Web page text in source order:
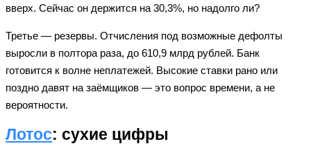
вверх. Сейчас он держится на 30,3%, но надолго ли?
Третье — резервы. Отчисления под возможные дефолты
выросли в полтора раза, до 610,9 млрд рублей. Банк
готовится к волне неплатежей. Высокие ставки рано или
поздно давят на заёмщиков — это вопрос времени, а не
вероятности.
Лотос: сухие цифры